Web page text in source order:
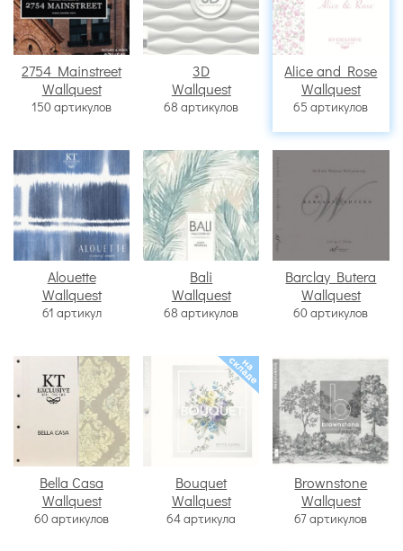
2754 Mainstreet
Wallquest
150 артикулов
3D
Wallquest
68 артикулов
Alice and Rose
Wallquest
65 артикулов
Alouette
Wallquest
61 артикул
Bali
Wallquest
68 артикулов
Barclay Butera
Wallquest
60 артикулов
Bella Casa
Wallquest
60 артикулов
Bouquet
Wallquest
64 артикула
Brownstone
Wallquest
67 артикулов